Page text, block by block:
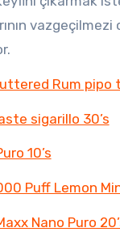
vazgeçilmezi
Rum pipo
sigarillo 30’s
10’s
Puff Lemon
Nano Puro